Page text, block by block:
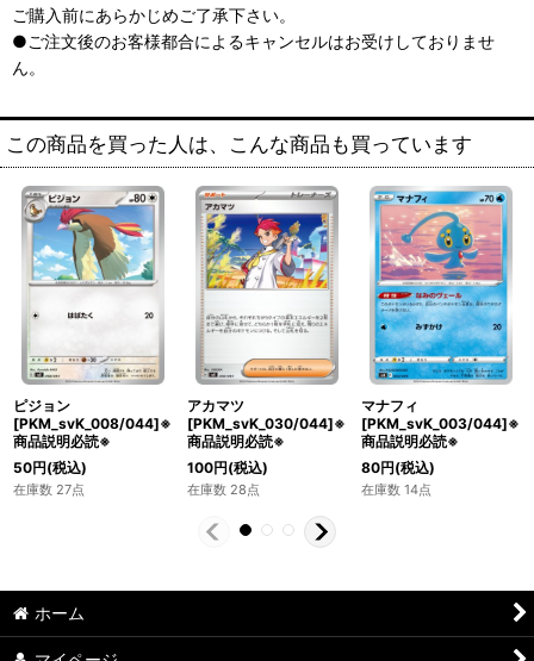
ご購入前にあらかじめご了承下さい。
●ご注文後のお客様都合によるキャンセルはお受けしておりませ
ん。
この商品を買った人は、こんな商品も買っています
ピジョン
[PKM_svK_008/044]※
商品説明必読※
50円(税込)
在庫数 27点
アカマツ
[PKM_svK_030/044]※
商品説明必読※
100円(税込)
在庫数 28点
マナフィ
[PKM_svK_003/044]※
商品説明必読※
80円(税込)
在庫数 14点
ホーム